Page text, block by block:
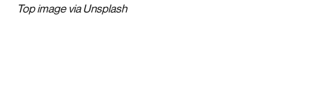
Top image via Unsplash